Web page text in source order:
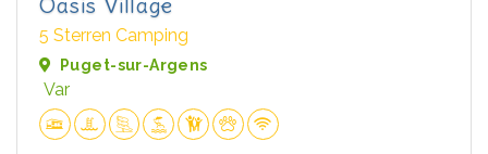
5 Sterren Camping
Puget-sur-Argens
Var